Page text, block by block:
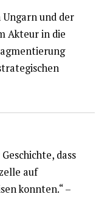
und der
Akteur in die
dass
auf
konnten.“ –